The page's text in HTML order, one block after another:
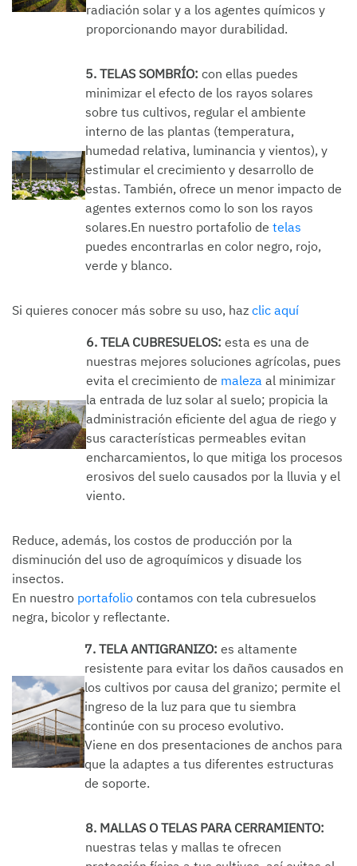
radiación solar y a los agentes químicos y
proporcionando mayor durabilidad.
5. TELAS SOMBRÍO:con ellas puedes
minimizar el efecto de los rayos solares
sobre tus cultivos, regular el ambiente
interno de las plantas (temperatura,
humedad relativa, luminancia y vientos), y
estimular el crecimiento y desarrollo de
estas. También, ofrece un menor impacto de
agentes externos como lo son los rayos
solares.En nuestro portafolio detelas
puedes encontrarlas en color negro, rojo,
verde y blanco.
Si quieres conocer más sobre su uso, haz clic aquí
6. TELA CUBRESUELOS: esta es una de
nuestras mejores soluciones agrícolas, pues
evita el crecimiento de maleza al minimizar
la entrada de luz solar al suelo; propicia la
administración eficiente del agua de riego y
sus características permeables evitan
encharcamientos, lo que mitiga los procesos
erosivos del suelo causados por la lluvia y el
viento.
Reduce, además, los costos de producción por la
disminución del uso de agroquímicos y disuade los
insectos.
En nuestro portafolio contamos con tela cubresuelos
negra, bicolor y reflectante.
7. TELA ANTIGRANIZO: es altamente
resistente para evitar los daños causados en
los cultivos por causa del granizo; permite el
ingreso de la luz para que tu siembra
continúe con su proceso evolutivo.
Viene en dos presentaciones de anchos para
que la adaptes a tus diferentes estructuras
de soporte.
8. MALLAS O TELAS PARA CERRAMIENTO:
nuestras telas y mallas te ofrecen